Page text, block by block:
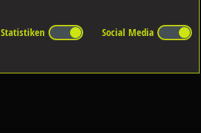
Statistiken
Social Media